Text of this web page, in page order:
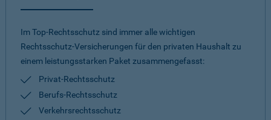
Im Top-Rechtsschutz sind immer alle wichtigen
Rechtsschutz-Versicherungen für den privaten Haushalt zu
einem leistungsstarken Paket zusammengefasst:
Privat-Rechtsschutz
Berufs-Rechtsschutz
Verkehrsrechtsschutz